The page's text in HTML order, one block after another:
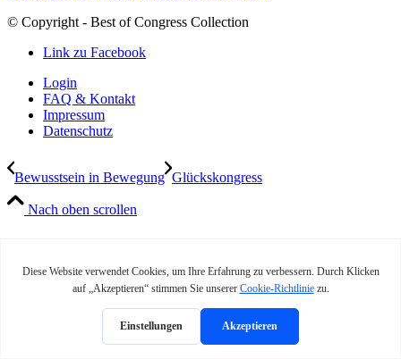
© Copyright - Best of Congress Collection
Link zu Facebook
Login
FAQ & Kontakt
Impressum
Datenschutz
Bewusstsein in Bewegung Glückskongress
Nach oben scrollen